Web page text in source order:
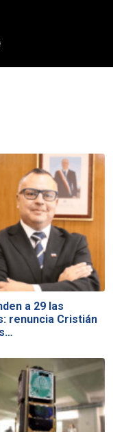
a 29 las
renuncia Cristián